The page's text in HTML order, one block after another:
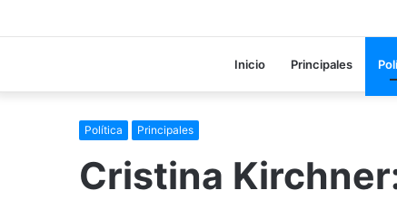
Inicio Principales
Política Principales
Cristina